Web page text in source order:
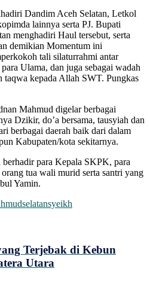
Dandim Aceh Selatan, Letkol
lainnya serta PJ. Bupati
menghadiri Haul tersebut, serta
demikian Momentum ini
tali silaturrahmi antar
Ulama, dan juga sebagai wadah
taqwa kepada Allah SWT. Pungkas
Mahmud digelar berbagai
Dzikir, do’a bersama, tausyiah dan
berbagai daerah baik dari dalam
Kabupaten/kota sekitarnya.
para Kepala SKPK, para
tua wali murid serta santri yang
Yamin.
selatansyeikh
Terjebak di Kebun
Utara